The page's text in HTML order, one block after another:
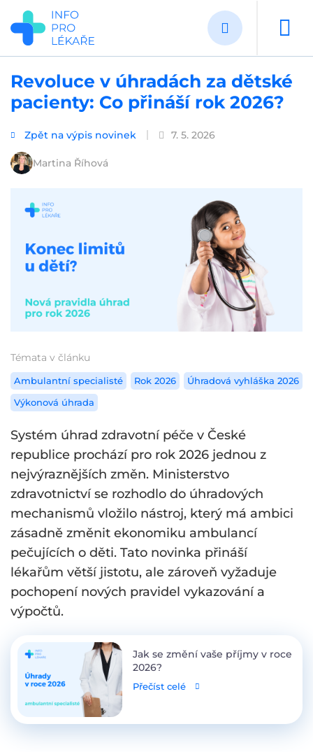
Přejít
hlavnímu
obsahu
Revoluce v úhradách za dětské
pacienty: Co přináší rok 2026?
Zpět na výpis novinek 7. 5. 2026
Martina Říhová
Témata v článku
Ambulantní specialisté Rok 2026
Úhradová vyhláška 2026
Výkonová úhrada
Systém úhrad zdravotní péče v České
republice prochází pro rok 2026 jednou z
nejvýraznějších změn. Ministerstvo
zdravotnictví se rozhodlo do úhradových
mechanismů vložilo nástroj, který má ambici
zásadně změnit ekonomiku ambulancí
pečujících o děti. Tato novinka přináší
lékařům větší jistotu, ale zároveň vyžaduje
pochopení nových pravidel vykazování a
výpočtů.
Jak se změní vaše příjmy v roce
2026?
Přečíst celé